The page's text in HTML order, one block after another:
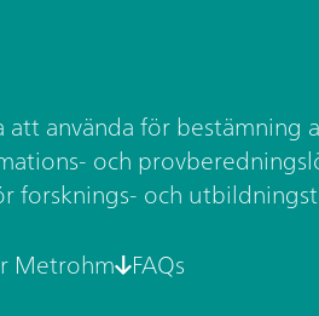
använda för bestämning
och
forsknings- och
Metrohm FAQs